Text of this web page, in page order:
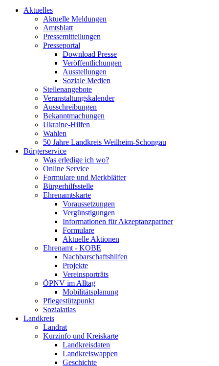
Aktuelles
Aktuelle Meldungen
Amtsblatt
Pressemitteilungen
Presseportal
Download Presse
Veröffentlichungen
Ausstellungen
Soziale Medien
Stellenangebote
Veranstaltungskalender
Ausschreibungen
Bekanntmachungen
Ukraine-Hilfen
Wahlen
50 Jahre Landkreis Weilheim-Schongau
Bürgerservice
Was erledige ich wo?
Online Service
Formulare und Merkblätter
Bürgerhilfsstelle
Ehrenamtskarte
Voraussetzungen
Vergünstigungen
Informationen für Akzeptanzpartner
Formulare
Aktuelle Aktionen
Ehrenamt - KOBE
Nachbarschaftshilfen
Projekte
Vereinsporträts
ÖPNV im Alltag
Mobilitätsplanung
Pflegestützpunkt
Sozialatlas
Landkreis
Landrat
Kurzinfo und Kreiskarte
Landkreisdaten
Landkreiswappen
Geschichte